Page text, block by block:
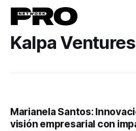
Kalpa Ventures
Marianela Santos:
visión empresarial con